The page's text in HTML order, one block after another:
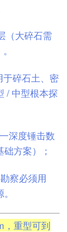
（大碎石需
于碎石土、密
/ 中型根本探
深度锤击数
方案）；
察必须用
，重型可到